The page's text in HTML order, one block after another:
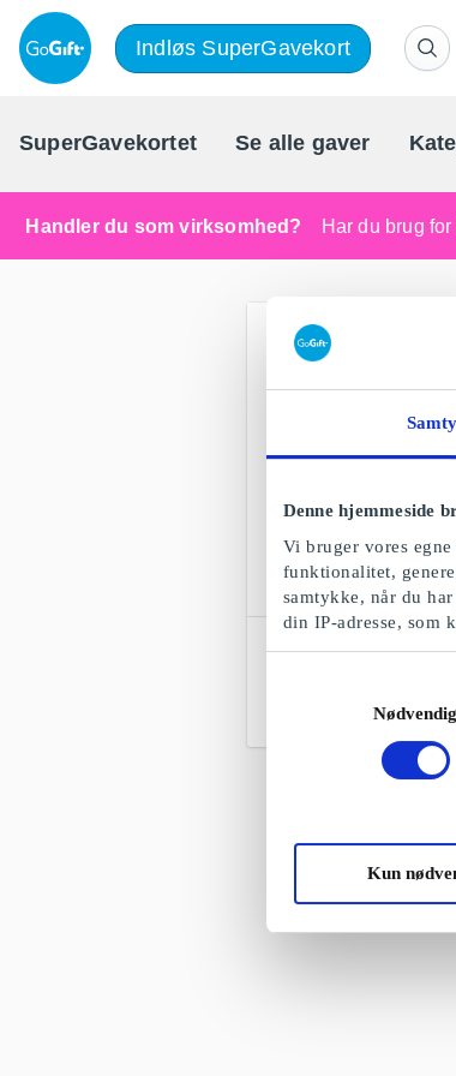
Denne hjemmeside
Vi bruger vores
funktionalitet,
samtykke, når du
din IP-adresse, som
Nødvendig
Kun
Indløs SuperGavekort
SuperGavekortet Se alle gaver
Handler du som virksomhed? Har du brug
BoD Publish Plus DK